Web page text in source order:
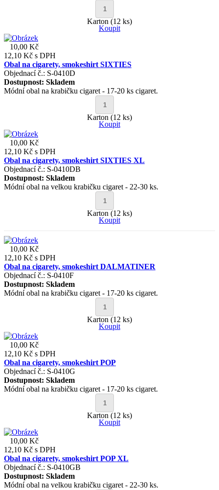
Karton (12 ks)
Koupit
10,00 Kč
12,10 Kč s DPH
Obal na cigarety, smokeshirt SIXTIES
Objednací č.: S-0410D
Dostupnost: Skladem
Módní obal na krabičku cigaret - 17-20 ks cigaret.
Karton (12 ks)
Koupit
10,00 Kč
12,10 Kč s DPH
Obal na cigarety, smokeshirt SIXTIES XL
Objednací č.: S-0410DB
Dostupnost: Skladem
Módní obal na velkou krabičku cigaret - 22-30 ks.
Karton (12 ks)
Koupit
10,00 Kč
12,10 Kč s DPH
Obal na cigarety, smokeshirt DALMATINER
Objednací č.: S-0410F
Dostupnost: Skladem
Módní obal na krabičku cigaret - 17-20 ks cigaret.
Karton (12 ks)
Koupit
10,00 Kč
12,10 Kč s DPH
Obal na cigarety, smokeshirt POP
Objednací č.: S-0410G
Dostupnost: Skladem
Módní obal na krabičku cigaret - 17-20 ks cigaret.
Karton (12 ks)
Koupit
10,00 Kč
12,10 Kč s DPH
Obal na cigarety, smokeshirt POP XL
Objednací č.: S-0410GB
Dostupnost: Skladem
Módní obal na velkou krabičku cigaret - 22-30 ks.